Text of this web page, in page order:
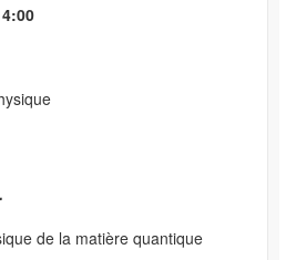
de la matière quantique